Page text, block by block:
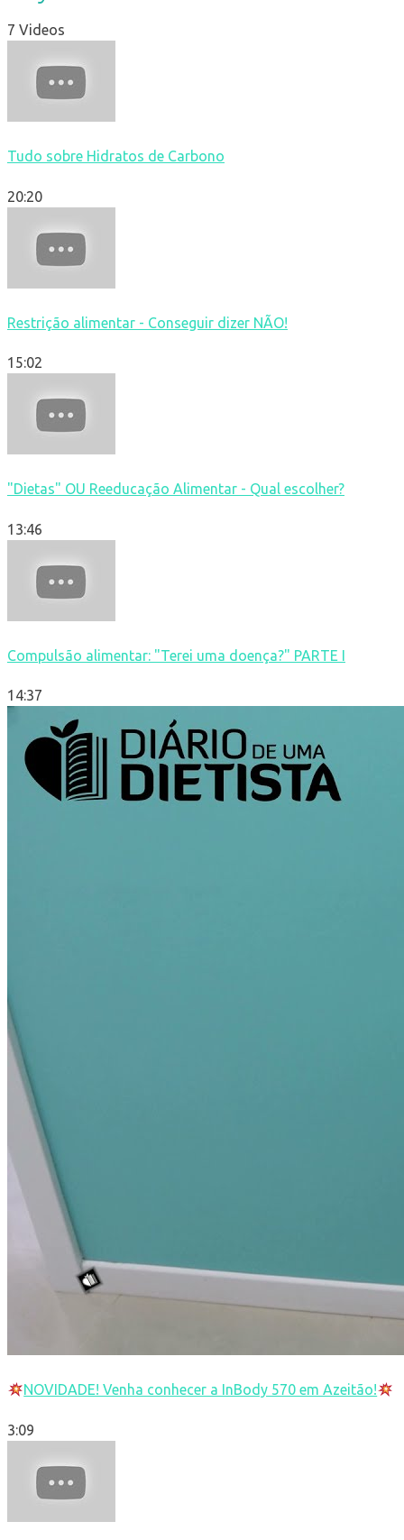
7 Videos
Tudo sobre Hidratos de Carbono
20:20
Restrição alimentar - Conseguir dizer NÃO!
15:02
"Dietas" OU Reeducação Alimentar - Qual escolher?
13:46
Compulsão alimentar: "Terei uma doença?" PARTE I
14:37
NOVIDADE! Venha conhecer a InBody 570 em Azeitão!
3:09